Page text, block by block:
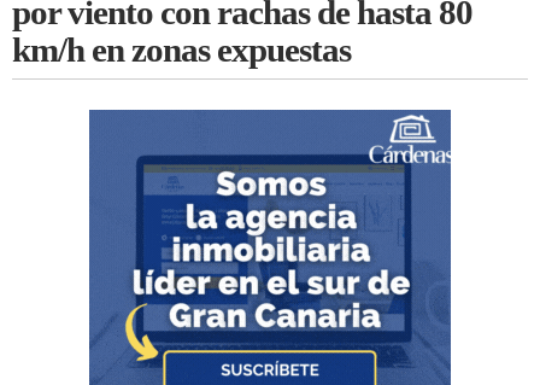
por viento con rachas de hasta 80
km/h en zonas expuestas